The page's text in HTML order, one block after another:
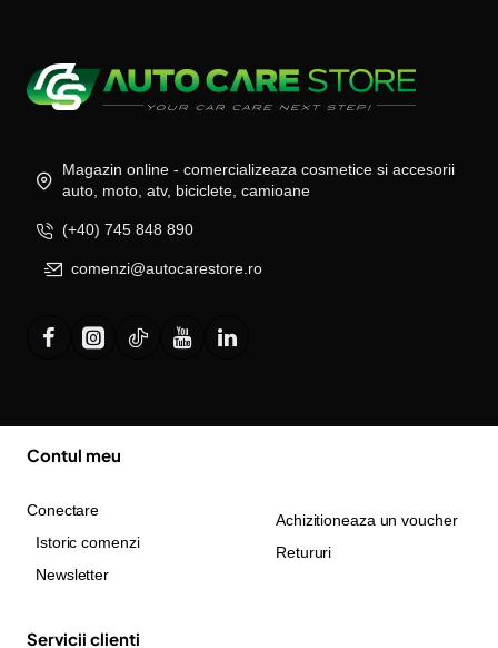
Magazin online - comercializeaza cosmetice si accesorii
auto, moto, atv, biciclete, camioane
(+40) 745 848 890
comenzi@autocarestore.ro
Contul meu
Conectare
Istoric comenzi
Newsletter
Achizitioneaza un voucher
Retururi
Servicii clienti